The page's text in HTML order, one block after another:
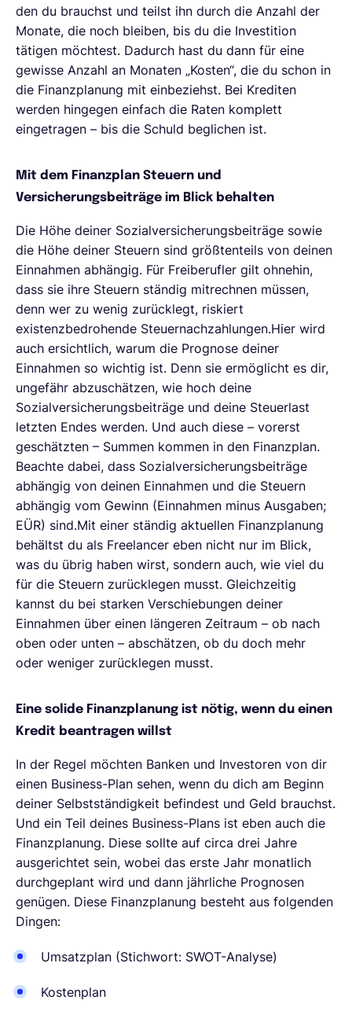
den du brauchst und teilst ihn durch die Anzahl der
Monate, die noch bleiben, bis du die Investition
tätigen möchtest. Dadurch hast du dann für eine
gewisse Anzahl an Monaten „Kosten“, die du schon in
die Finanzplanung mit einbeziehst. Bei Krediten
werden hingegen einfach die Raten komplett
eingetragen – bis die Schuld beglichen ist.
Mit dem Finanzplan Steuern und
Versicherungsbeiträge im Blick behalten
Die Höhe deiner Sozialversicherungsbeiträge sowie
die Höhe deiner Steuern sind größtenteils von deinen
Einnahmen abhängig. Für Freiberufler gilt ohnehin,
dass sie ihre Steuern ständig mitrechnen müssen,
denn wer zu wenig zurücklegt, riskiert
existenzbedrohende Steuernachzahlungen.Hier wird
auch ersichtlich, warum die Prognose deiner
Einnahmen so wichtig ist. Denn sie ermöglicht es dir,
ungefähr abzuschätzen, wie hoch deine
Sozialversicherungsbeiträge und deine Steuerlast
letzten Endes werden. Und auch diese – vorerst
geschätzten – Summen kommen in den Finanzplan.
Beachte dabei, dass Sozialversicherungsbeiträge
abhängig von deinen Einnahmen und die Steuern
abhängig vom Gewinn (Einnahmen minus Ausgaben;
EÜR) sind.Mit einer ständig aktuellen Finanzplanung
behältst du als Freelancer eben nicht nur im Blick,
was du übrig haben wirst, sondern auch, wie viel du
für die Steuern zurücklegen musst. Gleichzeitig
kannst du bei starken Verschiebungen deiner
Einnahmen über einen längeren Zeitraum – ob nach
oben oder unten – abschätzen, ob du doch mehr
oder weniger zurücklegen musst.
Eine solide Finanzplanung ist nötig, wenn du einen
Kredit beantragen willst
In der Regel möchten Banken und Investoren von dir
einen Business-Plan sehen, wenn du dich am Beginn
deiner Selbstständigkeit befindest und Geld brauchst.
Und ein Teil deines Business-Plans ist eben auch die
Finanzplanung. Diese sollte auf circa drei Jahre
ausgerichtet sein, wobei das erste Jahr monatlich
durchgeplant wird und dann jährliche Prognosen
genügen. Diese Finanzplanung besteht aus folgenden
Dingen:
Umsatzplan (Stichwort: SWOT-Analyse)
Kostenplan